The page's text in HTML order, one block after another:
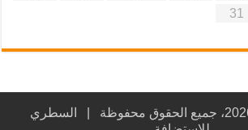
31
السطري